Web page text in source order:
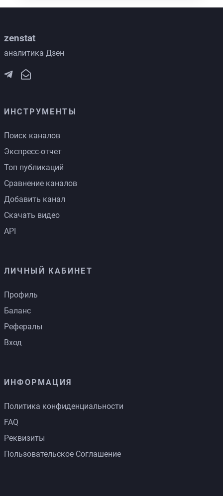
zenstat
аналитика Дзен
ИНСТРУМЕНТЫ
Поиск каналов
Экспресс-отчет
Топ публикаций
Сравнение каналов
Добавить канал
Скачать видео
API
ЛИЧНЫЙ КАБИНЕТ
Профиль
Баланс
Рефералы
Вход
ИНФОРМАЦИЯ
Политика конфиденциальности
FAQ
Реквизиты
Пользовательское Соглашение